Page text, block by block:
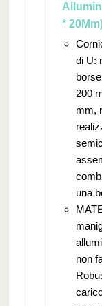
*
di U:
200
mm,
una
non